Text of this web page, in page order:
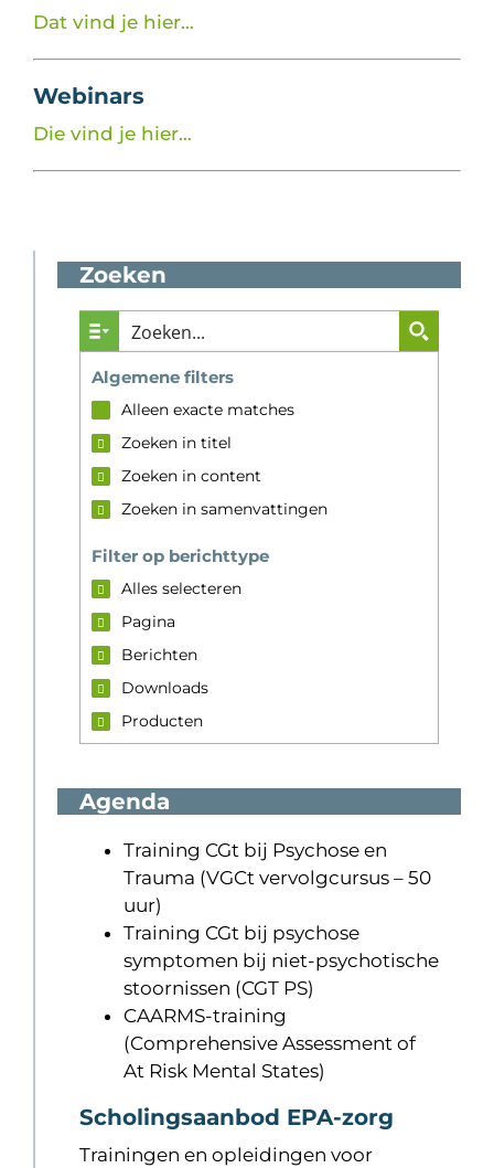
Dat vind je hier…
Webinars
Die vind je hier…
Zoeken
Algemene filters
Alleen exacte matches
Zoeken in titel
Zoeken in content
Zoeken in samenvattingen
Filter op berichttype
Alles selecteren
Pagina
Berichten
Downloads
Producten
Agenda
Training CGt bij Psychose en
Trauma (VGCt vervolgcursus – 50
uur)
Training CGt bij psychose
symptomen bij niet-psychotische
stoornissen (CGT PS)
CAARMS-training
(Comprehensive Assessment of
At Risk Mental States)
Scholingsaanbod EPA-zorg
Trainingen en opleidingen voor